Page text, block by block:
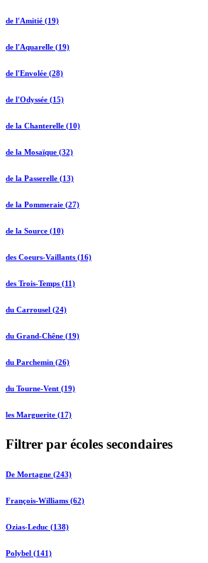
de l'Amitié (19)
de l'Aquarelle (19)
de l'Envolée (28)
de l'Odyssée (15)
de la Chanterelle (10)
de la Mosaïque (32)
de la Passerelle (13)
de la Pommeraie (27)
de la Source (10)
des Coeurs-Vaillants (16)
des Trois-Temps (11)
du Carrousel (24)
du Grand-Chêne (19)
du Parchemin (26)
du Tourne-Vent (19)
les Marguerite (17)
Filtrer par écoles secondaires
De Mortagne (243)
François-Williams (62)
Ozias-Leduc (138)
Polybel (141)